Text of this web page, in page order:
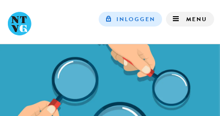
INLOGGEN MENU